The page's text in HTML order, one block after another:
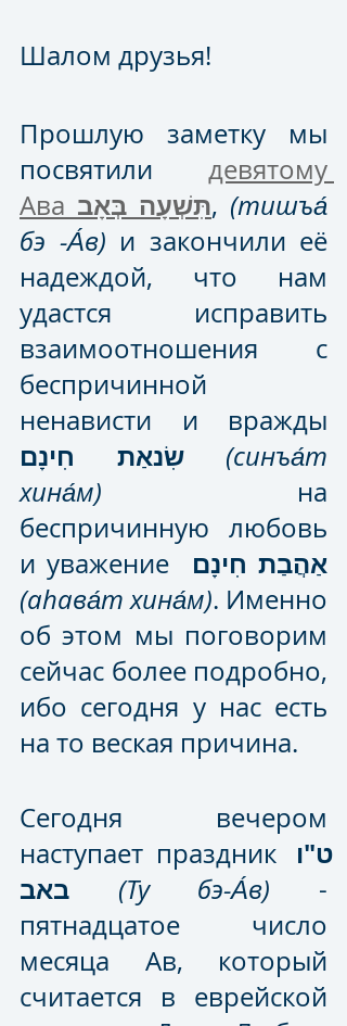
Шалом друзья!
Прошлую заметку мы
посвятили девятому
Ава תִּשְׁעָה בְּאָב, (тишъа́
бэ -А́в) и закончили её
надеждой, что нам
удастся исправить
взаимоотношения с
беспричинной
שִׂנאַת חִינָם
(синъа́т
хина́м) на
беспричинную любовь
и уважение אַהֲבַת חִינָם
(аhава́т хина́м). Именно
об этом мы поговорим
сейчас более подробно,
ибо сегодня у нас есть
на то веская причина.
Сегодня вечером
наступает праздник
באב
(Ту бэ-А́в) -
пятнадцатое число
месяца Ав, который
считается в еврейской